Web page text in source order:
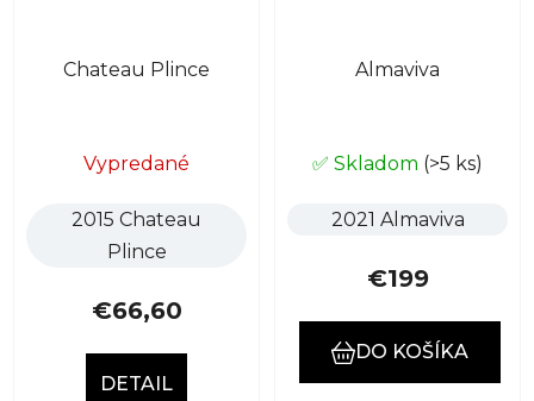
Chateau Plince
Vypredané
2015 Chateau
Plince
€66,60
DETAIL
Almaviva
✅ Skladom (>5 ks)
2021 Almaviva
€199
DO KOŠÍKA